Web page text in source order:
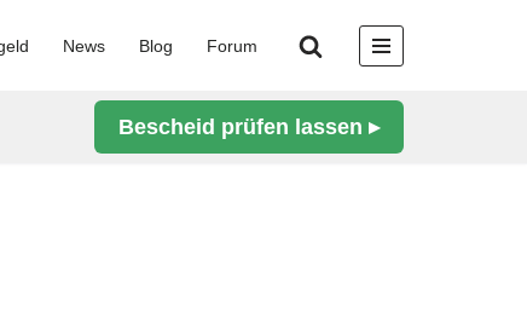
News Blog Forum
Bescheid prüfen lassen ▸